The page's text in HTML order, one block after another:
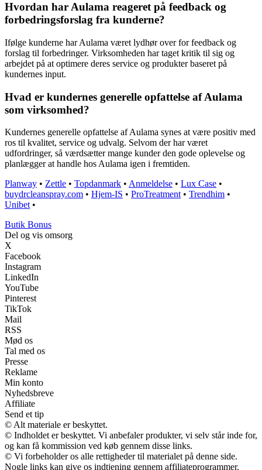
Hvordan har Aulama reageret på feedback og
forbedringsforslag fra kunderne?
Ifølge kunderne har Aulama været lydhør over for feedback og
forslag til forbedringer. Virksomheden har taget kritik til sig og
arbejdet på at optimere deres service og produkter baseret på
kundernes input.
Hvad er kundernes generelle opfattelse af Aulama
som virksomhed?
Kundernes generelle opfattelse af Aulama synes at være positiv med
ros til kvalitet, service og udvalg. Selvom der har været
udfordringer, så værdsætter mange kunder den gode oplevelse og
planlægger at handle hos Aulama igen i fremtiden.
Planway • Zettle • Topdanmark • Anmeldelse • Lux Case •
buydrcleanspray.com • Hjem-IS • ProTreatment • Trendhim •
Unibet •
Butik Bonus
Del og vis omsorg
X
Facebook
Instagram
LinkedIn
YouTube
Pinterest
TikTok
Mail
RSS
Mød os
Tal med os
Presse
Reklame
Min konto
Nyhedsbreve
Affiliate
Send et tip
© Alt materiale er beskyttet.
© Indholdet er beskyttet. Vi anbefaler produkter, vi selv står inde for,
og kan få kommission ved køb gennem disse links.
© Vi forbeholder os alle rettigheder til materialet på denne side.
Nogle links kan give os indtjening gennem affiliateprogrammer.